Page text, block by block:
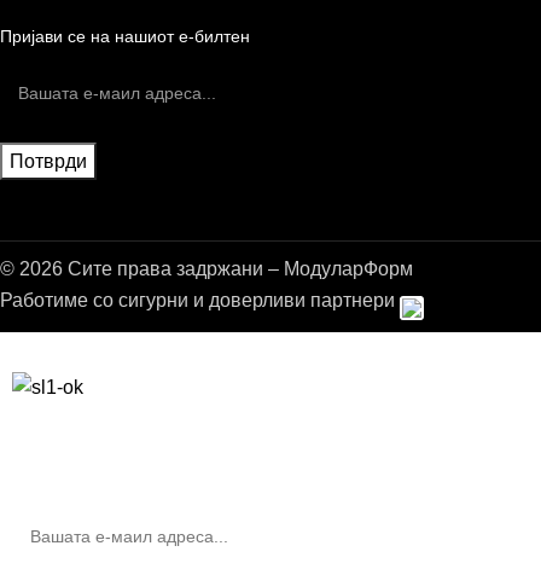
Пријави се на нашиот е-билтен
© 2026 Сите права задржани – МодуларФорм
Работиме со сигурни и доверливи партнери